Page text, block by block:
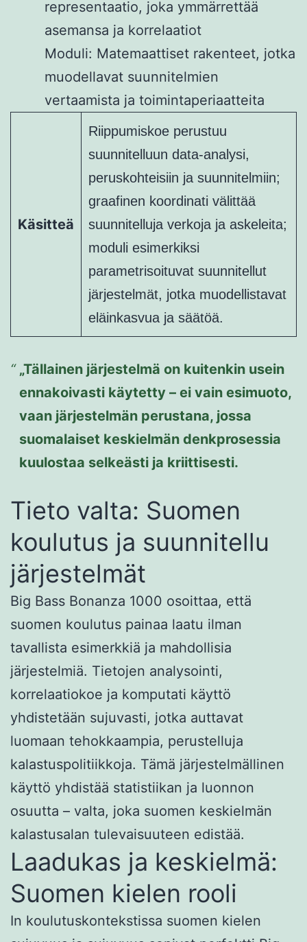
representaatio, joka ymmärrettää
asemansa ja korrelaatiot
Moduli: Matemaattiset rakenteet, jotka
muodellavat suunnitelmien
vertaamista ja toimintaperiaatteita
Käsitteä
Riippumiskoe perustuu
suunnitelluun data-analysi,
peruskohteisiin ja suunnitelmiin;
graafinen koordinati välittää
suunnitelluja verkoja ja askeleita;
moduli esimerkiksi
parametrisoituvat suunnitellut
järjestelmät, jotka muodellistavat
eläinkasvua ja säätöä.
„Tällainen järjestelmä on kuitenkin usein
ennakoivasti käytetty – ei vain esimuoto,
vaan järjestelmän perustana, jossa
suomalaiset keskielmän denkprosessia
kuulostaa selkeästi ja kriittisesti.
Tieto valta: Suomen
koulutus ja suunnitellu
järjestelmät
Big Bass Bonanza 1000 osoittaa, että
suomen koulutus painaa laatu ilman
tavallista esimerkkiä ja mahdollisia
järjestelmiä. Tietojen analysointi,
korrelaatiokoe ja komputati käyttö
yhdistetään sujuvasti, jotka auttavat
luomaan tehokkaampia, perustelluja
kalastuspolitiikkoja. Tämä järjestelmällinen
käyttö yhdistää statistiikan ja luonnon
osuutta – valta, joka suomen keskielmän
kalastusalan tulevaisuuteen edistää.
Laadukas ja keskielmä:
Suomen kielen rooli
In koulutuskontekstissa suomen kielen